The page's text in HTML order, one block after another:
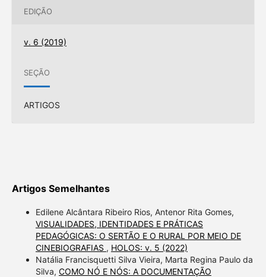
EDIÇÃO
v. 6 (2019)
SEÇÃO
ARTIGOS
Artigos Semelhantes
Edilene Alcântara Ribeiro Rios, Antenor Rita Gomes,
VISUALIDADES, IDENTIDADES E PRÁTICAS
PEDAGÓGICAS: O SERTÃO E O RURAL POR MEIO DE
CINEBIOGRAFIAS , HOLOS: v. 5 (2022)
Natália Francisquetti Silva Vieira, Marta Regina Paulo da
Silva, COMO NÓ E NÓS: A DOCUMENTAÇÃO